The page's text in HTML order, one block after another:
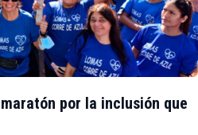
por la inclusión que